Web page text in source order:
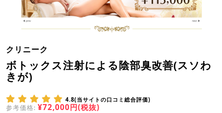
クリニーク
ボトックス注射による陰部臭改善(スソわ
きが)
4.8(当サイトの口コミ総合評価)
参考価格: ¥72,000円(税抜)